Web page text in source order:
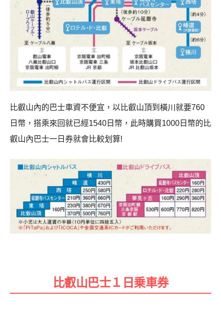
比叡山內的巴士車資不便宜，以比叡山頂到橫川就要760
日幣，搭乘來回就已經1540日幣，此時購買1000日幣的比
叡山內巴士一日券就會比較划算!
比叡山巴士１日乗車券